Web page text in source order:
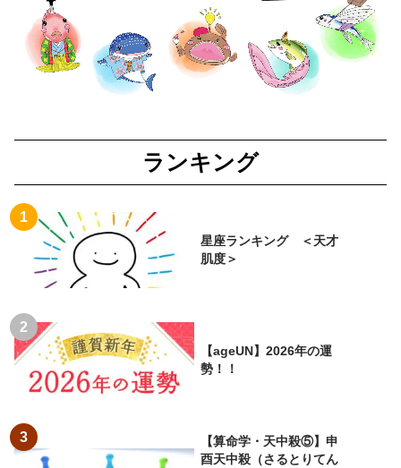
ランキング
星座ランキング ＜天才
肌度＞
【ageUN】2026年の運
勢！！
【算命学・天中殺⑤】申
酉天中殺（さるとりてん